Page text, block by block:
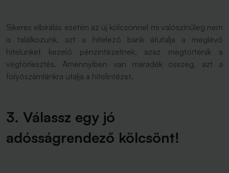
Sikeres elbírálás esetén az új kölcsönnel mi valószínűleg nem
is találkozunk, azt a hitelező bank átutalja a meglévő
hitelünket kezelő pénzintézetnek, azaz megtörténik a
végtörlesztés. Amennyiben van maradék összeg, azt a
folyószámlánkra utalja a hitelintézet.
3. Válassz egy jó
adósságrendező kölcsönt!